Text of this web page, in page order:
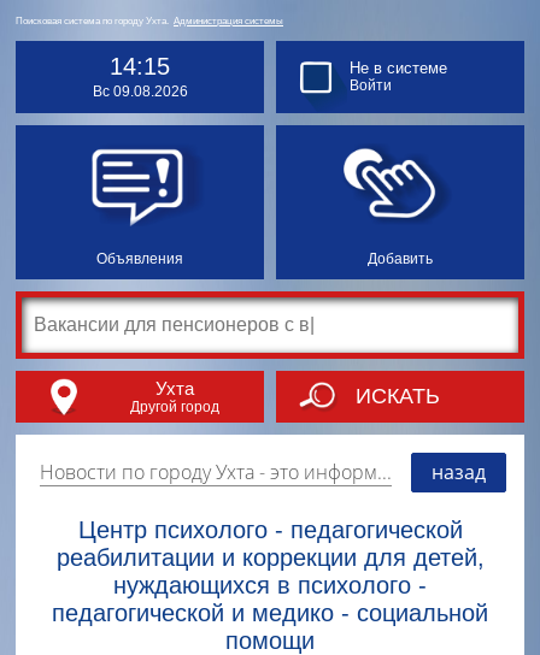
Поисковая система по городу Ухта. Администрация системы
14:15
Вс 09.08.2026
Объявления Добавить
Не в системе
Войти
Ухта
Другой город ИСКАТЬ
Новости по городу Ухта- это информация о событиях, мероприятиях и торгово-коммерческой деятельности города. Страницу наполняют платные и бесплатные объявления, имеющие функцию "поднятия вверх списка". назад
Центр психолого - педагогической
реабилитации и коррекции для детей,
нуждающихся в психолого -
педагогической и медико - социальной
помощи